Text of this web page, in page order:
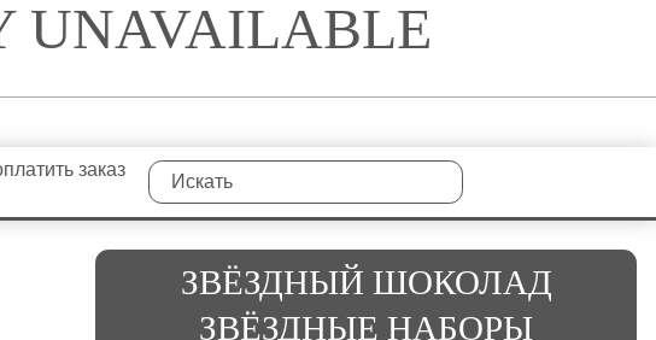
UNAVAILABLE
заказ
ЗВЁЗДНЫЙ ШОКОЛАД
ЗВЁЗДНЫЕ НАБОРЫ